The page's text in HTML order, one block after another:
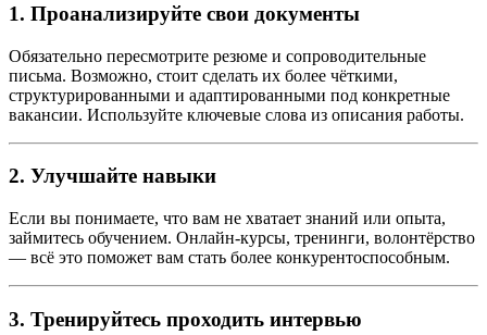
1. Проанализируйте свои документы
Обязательно пересмотрите резюме и сопроводительные
письма. Возможно, стоит сделать их более чёткими,
структурированными и адаптированными под конкретные
вакансии. Используйте ключевые слова из описания работы.
2. Улучшайте навыки
Если вы понимаете, что вам не хватает знаний или опыта,
займитесь обучением. Онлайн-курсы, тренинги, волонтёрство
— всё это поможет вам стать более конкурентоспособным.
3. Тренируйтесь проходить интервью